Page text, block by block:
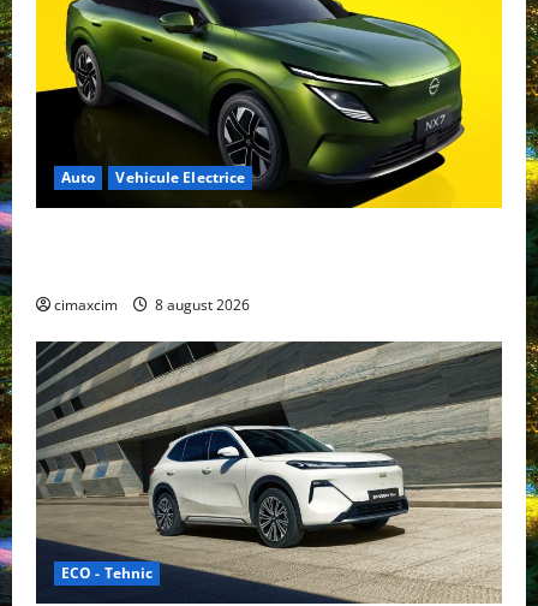
Auto Vehicule Electrice
cimaxcim 8 august 2026
ECO - Tehnic